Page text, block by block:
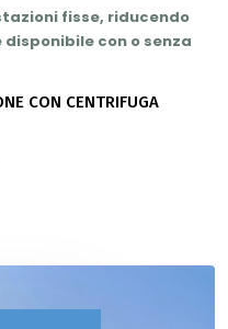
fisse, riducendo
disponibile con o senza
CON CENTRIFUGA